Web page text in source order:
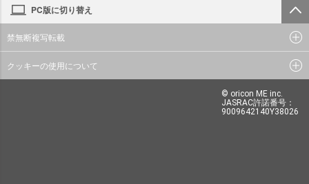
PC版に切り替え
禁無断複写転載
クッキーの使用について
© oricon ME inc.
JASRAC許諾番号：
9009642140Y38026